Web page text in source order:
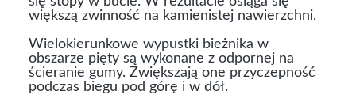
większą zwinność na kamienistej nawierzchni.
Wielokierunkowe wypustki bieżnika w
obszarze pięty są wykonane z odpornej na
ścieranie gumy. Zwiększają one przyczepność
podczas biegu pod górę i w dół.